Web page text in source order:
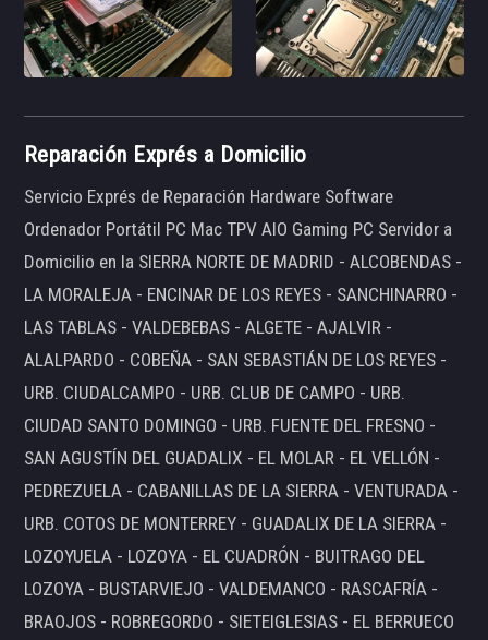
Reparación Exprés a Domicilio
Servicio Exprés de Reparación Hardware Software
Ordenador Portátil PC Mac TPV AIO Gaming PC Servidor a
Domicilio en la SIERRA NORTE DE MADRID - ALCOBENDAS -
LA MORALEJA - ENCINAR DE LOS REYES - SANCHINARRO -
LAS TABLAS - VALDEBEBAS - ALGETE - AJALVIR -
ALALPARDO - COBEÑA - SAN SEBASTIÁN DE LOS REYES -
URB. CIUDALCAMPO - URB. CLUB DE CAMPO - URB.
CIUDAD SANTO DOMINGO - URB. FUENTE DEL FRESNO -
SAN AGUSTÍN DEL GUADALIX - EL MOLAR - EL VELLÓN -
PEDREZUELA - CABANILLAS DE LA SIERRA - VENTURADA -
URB. COTOS DE MONTERREY - GUADALIX DE LA SIERRA -
LOZOYUELA - LOZOYA - EL CUADRÓN - BUITRAGO DEL
LOZOYA - BUSTARVIEJO - VALDEMANCO - RASCAFRÍA -
BRAOJOS - ROBREGORDO - SIETEIGLESIAS - EL BERRUECO